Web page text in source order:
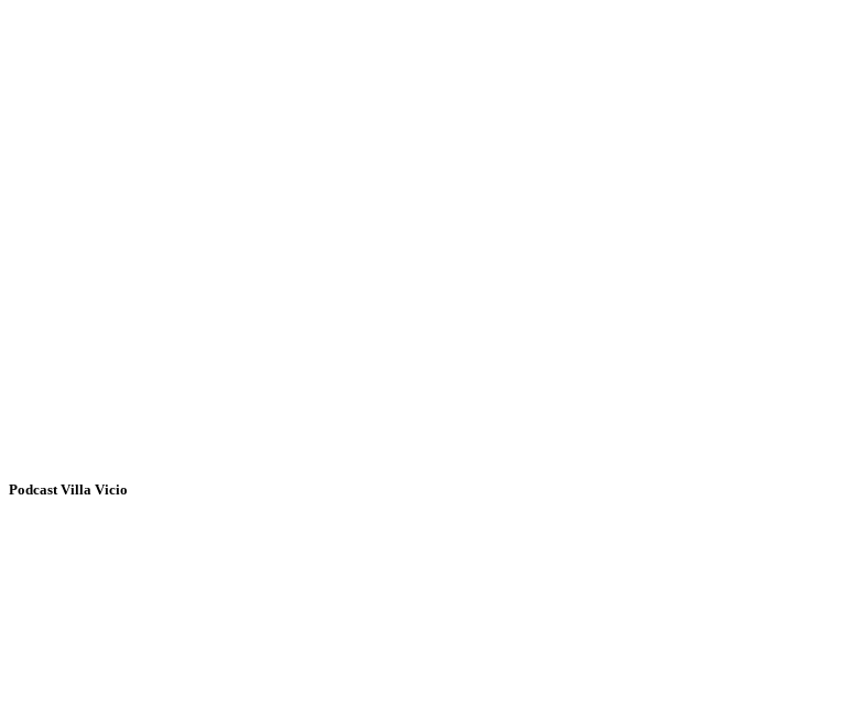
Podcast Villa Vicio